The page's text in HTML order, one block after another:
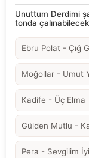
Unuttum Derdimi
tonda
Ebru Polat - Çığ
Moğollar - Umut
Kadife - Üç Elma
Gülden Mutlu -
Pera - Sevgilim